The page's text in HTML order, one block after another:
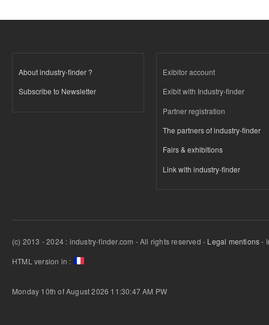
About industry-finder ?
Subscribe to Newsletter
Exibitor account
Exibit with Industry-finder
Partner registration
The partners of industry-finder
Fairs & exhibitions
Link with industry-finder
(c) 2013 - 2024 : industry-finder.com - All rights reserved - Legal mentions-
HTML version in :
Monday 10th of August 2026 11:30:47 AM PW